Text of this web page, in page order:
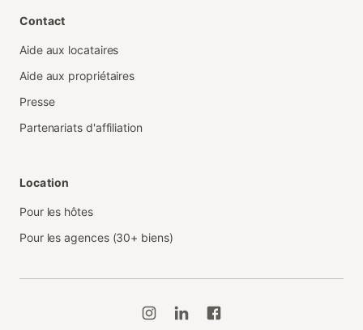
Contact
Aide aux locataires
Aide aux propriétaires
Presse
Partenariats d'affiliation
Location
Pour les hôtes
Pour les agences (30+ biens)